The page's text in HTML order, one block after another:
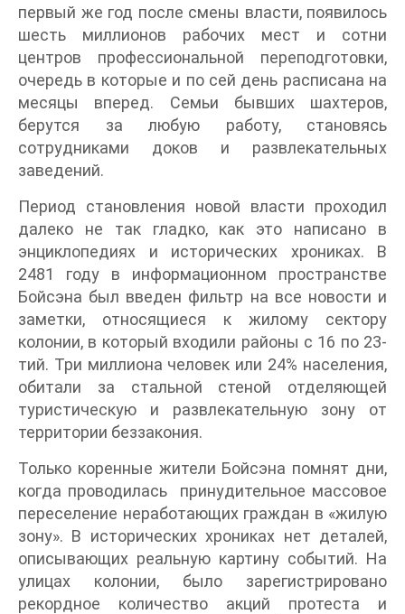
первый же год после смены власти, появилось
шесть миллионов рабочих мест и сотни
центров профессиональной переподготовки,
очередь в которые и по сей день расписана на
месяцы вперед. Семьи бывших шахтеров,
берутся за любую работу, становясь
сотрудниками доков и развлекательных
заведений.
Период становления новой власти проходил
далеко не так гладко, как это написано в
энциклопедиях и исторических хрониках. В
2481 году в информационном пространстве
Бойсэна был введен фильтр на все новости и
заметки, относящиеся к жилому сектору
колонии, в который входили районы с 16 по 23-
тий. Три миллиона человек или 24% населения,
обитали за стальной стеной отделяющей
туристическую и развлекательную зону от
территории беззакония.
Только коренные жители Бойсэна помнят дни,
когда проводилась принудительное массовое
переселение неработающих граждан в «жилую
зону». В исторических хрониках нет деталей,
описывающих реальную картину событий. На
улицах колонии, было зарегистрировано
рекордное количество акций протеста и